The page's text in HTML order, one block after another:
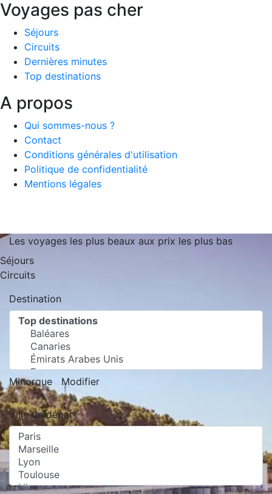
Voyages pas cher
Séjours
Circuits
Dernières minutes
Top destinations
A propos
Qui sommes-nous ?
Contact
Conditions générales d'utilisation
Politique de confidentialité
Mentions légales
Les voyages les plus beaux aux prix les plus bas
Séjours
Circuits
Destination
Minorque Modifier
Ville de départ